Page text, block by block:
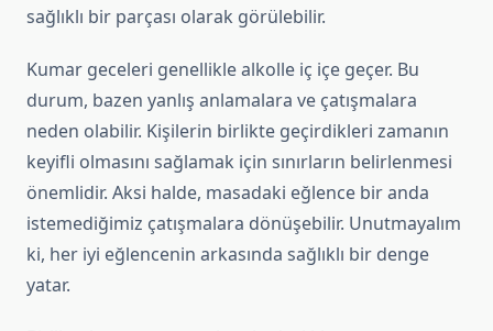
sağlıklı bir parçası olarak görülebilir.
Kumar geceleri genellikle alkolle iç içe geçer. Bu
durum, bazen yanlış anlamalara ve çatışmalara
neden olabilir. Kişilerin birlikte geçirdikleri zamanın
keyifli olmasını sağlamak için sınırların belirlenmesi
önemlidir. Aksi halde, masadaki eğlence bir anda
istemediğimiz çatışmalara dönüşebilir. Unutmayalım
ki, her iyi eğlencenin arkasında sağlıklı bir denge
yatar.